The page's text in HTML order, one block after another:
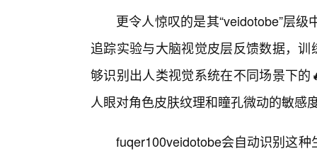
更令人惊叹的是其“veidotobe”层
追踪实验与大脑视觉皮层反馈数据，
够识别出人类视觉系统在不同场景下
人眼对角色皮肤纹理和瞳孔微动的敏感
fuqer100veidotobe会自动识别这